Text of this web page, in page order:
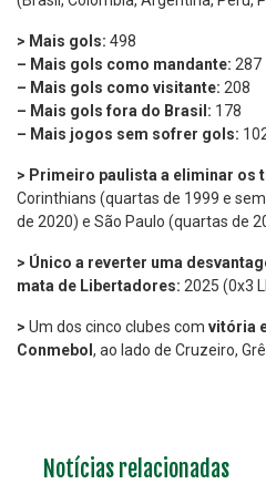
> Mais gols: 498
– Mais gols como mandante: 287
– Mais gols como visitante: 208
– Mais gols fora do Brasil: 178
– Mais jogos sem sofrer gols:
> Primeiro paulista a eliminar os
Corinthians (quartas de 1999 e
de 2020) e São Paulo (quartas de
> Único a reverter uma
mata de Libertadores: 2025 (0x3
> Um dos cinco clubes com vitória
Conmebol , ao lado de Cruzeiro,
Notícias relacionadas